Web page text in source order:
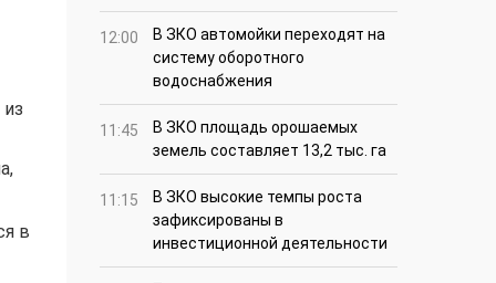
в
12:00
В ЗКО автомойки переходят на
систему оборотного
водоснабжения
11:45
В ЗКО площадь орошаемых
земель составляет 13,2 тыс. га
11:15
В ЗКО высокие темпы роста
зафиксированы в
инвестиционной деятельности